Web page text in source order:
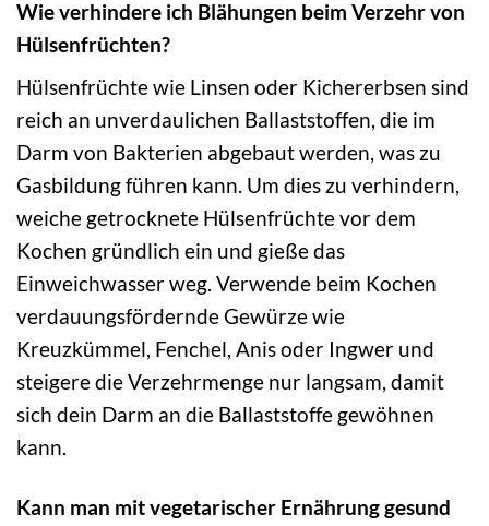
Wie verhindere ich Blähungen beim Verzehr von
Hülsenfrüchten?
Hülsenfrüchte wie Linsen oder Kichererbsen sind
reich an unverdaulichen Ballaststoffen, die im
Darm von Bakterien abgebaut werden, was zu
Gasbildung führen kann. Um dies zu verhindern,
weiche getrocknete Hülsenfrüchte vor dem
Kochen gründlich ein und gieße das
Einweichwasser weg. Verwende beim Kochen
verdauungsfördernde Gewürze wie
Kreuzkümmel, Fenchel, Anis oder Ingwer und
steigere die Verzehrmenge nur langsam, damit
sich dein Darm an die Ballaststoffe gewöhnen
kann.
Kann man mit vegetarischer Ernährung gesund